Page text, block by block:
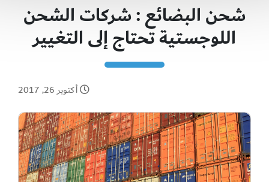
شحن البضائع : شركات الشحن
اللوجستية تحتاج إلى التغيير
أكتوبر 26, 2017